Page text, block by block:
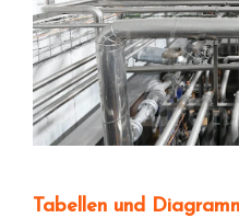
Tabellen und Diagramme für Druckverluste: